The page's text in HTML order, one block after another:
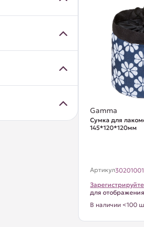
Gamma
Сумка для
145*120*120мм
Артикул30201001
для
В наличии <100